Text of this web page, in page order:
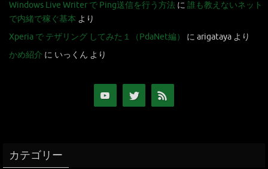
Windows Live Writer で Ping送信を行う方法 に 誰も教えないネット
で内緒で稼ぐ基本 より
Xperia で テザリング してみた１（PdaNet編）
に arigataya より
かめ紹介 に いっくん より
カテゴリー